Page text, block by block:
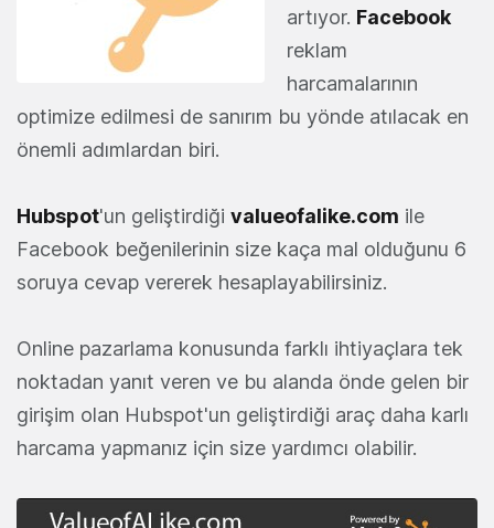
artıyor. Facebook
reklam
harcamalarının
optimize edilmesi de sanırım bu yönde atılacak en
önemli adımlardan biri.
Hubspot'un geliştirdiği valueofalike.com ile
Facebook beğenilerinin size kaça mal olduğunu 6
soruya cevap vererek hesaplayabilirsiniz.
Online pazarlama konusunda farklı ihtiyaçlara tek
noktadan yanıt veren ve bu alanda önde gelen bir
girişim olan Hubspot'un geliştirdiği araç daha karlı
harcama yapmanız için size yardımcı olabilir.